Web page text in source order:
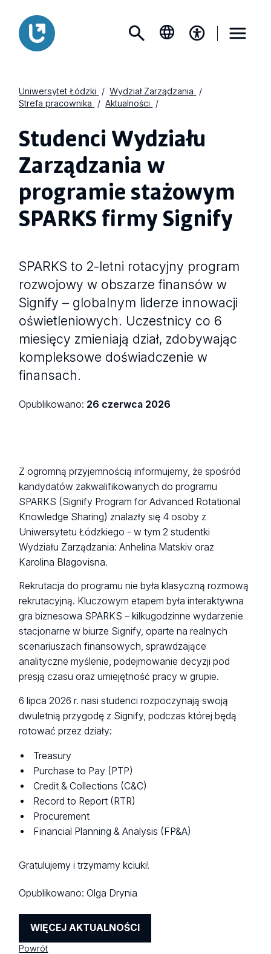
Uniwersytet Łódzki
Wydział Zarządzania
Strefa pracownika
Aktualności
Studenci Wydziału
Zarządzania w
programie stażowym
SPARKS firmy Signify
SPARKS to 2-letni rotacyjny program
rozwojowy w obszarze finansów w
Signify – globalnym liderze innowacji
oświetleniowych. Uczestnicy co 6
miesięcy zmieniają dział, zdobywając
kompleksowe doświadczenie w
finansach.
Opublikowano: 26 czerwca 2026
Z ogromną przyjemnością informujemy, że spośród
kandydatów zakwalifikowanych do programu
SPARKS (Signify Program for Advanced Rotational
Knowledge Sharing) znalazły się 4 osoby z
Uniwersytetu Łódzkiego - w tym 2 studentki
Wydziału Zarządzania: Anhelina Matskiv oraz
Karolina Blagovisna.
Rekrutacja do programu nie była klasyczną rozmową
rekrutacyjną. Kluczowym etapem była interaktywna
gra biznesowa SPARKS – kilkugodzinne wydarzenie
stacjonarne w biurze Signify, oparte na realnych
scenariuszach finansowych, sprawdzające
analityczne myślenie, podejmowanie decyzji pod
presją czasu oraz umiejętność pracy w grupie.
6 lipca 2026 r. nasi studenci rozpoczynają swoją
dwuletnią przygodę z Signify, podczas której będą
rotować przez działy:
Treasury
Purchase to Pay (PTP)
Credit & Collections (C&C)
Record to Report (RTR)
Procurement
Financial Planning & Analysis (FP&A)
Gratulujemy i trzymamy kciuki!
Opublikowano:Olga Drynia
WIĘCEJ AKTUALNOŚCI
Powrót